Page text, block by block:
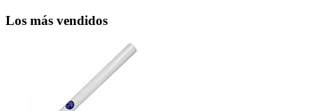
Los más vendidos